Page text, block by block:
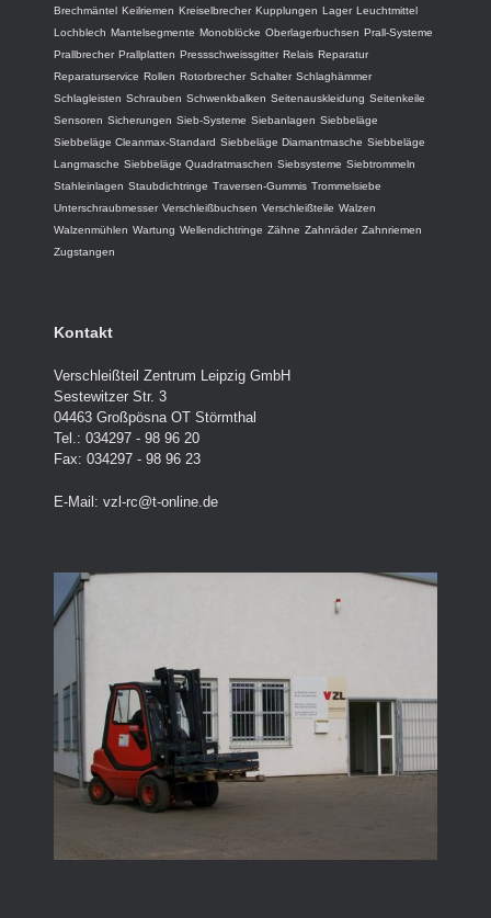
Brechmäntel Keilriemen Kreiselbrecher Kupplungen Lager Leuchtmittel
Lochblech Mantelsegmente Monoblöcke Oberlagerbuchsen Prall-Systeme
Prallbrecher Prallplatten Pressschweissgitter Relais Reparatur
Reparaturservice Rollen Rotorbrecher Schalter Schlaghämmer
Schlagleisten Schrauben Schwenkbalken Seitenauskleidung Seitenkeile
Sensoren Sicherungen Sieb-Systeme Siebanlagen Siebbeläge
Siebbeläge Cleanmax-Standard Siebbeläge Diamantmasche Siebbeläge
Langmasche Siebbeläge Quadratmaschen Siebsysteme Siebtrommeln
Stahleinlagen Staubdichtringe Traversen-Gummis Trommelsiebe
Unterschraubmesser Verschleißbuchsen Verschleißteile Walzen
Walzenmühlen Wartung Wellendichtringe Zähne Zahnräder Zahnriemen
Zugstangen
Kontakt
Verschleißteil Zentrum Leipzig GmbH
Sestewitzer Str. 3
04463 Großpösna OT Störmthal
Tel.: 034297 - 98 96 20
Fax: 034297 - 98 96 23
E-Mail: vzl-rc@t-online.de